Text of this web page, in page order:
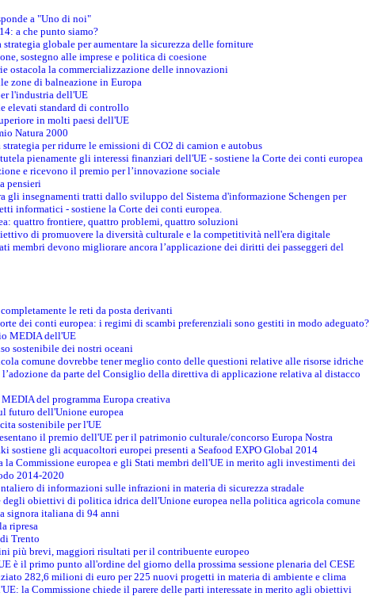
a "Uno di noi"
a che punto siamo?
globale per aumentare la sicurezza delle forniture
sostegno alle imprese e politica di coesione
ostacola la commercializzazione delle innovazioni
zone di balneazione in Europa
l'industria dell'UE
elevati standard di controllo
in molti paesi dell'UE
Natura 2000
per ridurre le emissioni di CO2 di camion e autobus
pienamente gli interessi finanziari dell'UE - sostiene la Corte dei conti europea
e ricevono il premio per l’innovazione sociale
pensieri
gli insegnamenti tratti dallo sviluppo del Sistema d'informazione Schengen per
informatici - sostiene la Corte dei conti europea.
quattro frontiere, quattro problemi, quattro soluzioni
di promuovere la diversità culturale e la competitività nell'era digitale
membri devono migliorare ancora l’applicazione dei diritti dei passeggeri del
le reti da posta derivanti
dei conti europea: i regimi di scambi preferenziali sono gestiti in modo adeguato?
MEDIA dell'UE
sostenibile dei nostri oceani
comune dovrebbe tener meglio conto delle questioni relative alle risorse idriche
da parte del Consiglio della direttiva di applicazione relativa al distacco
del programma Europa creativa
futuro dell'Unione europea
sostenibile per l'UE
il premio dell'UE per il patrimonio culturale/concorso Europa Nostra
sostiene gli acquacoltori europei presenti a Seafood EXPO Global 2014
la Commissione europea e gli Stati membri dell'UE in merito agli investimenti dei
2014-2020
di informazioni sulle infrazioni in materia di sicurezza stradale
degli obiettivi di politica idrica dell'Unione europea nella politica agricola comune
signora italiana di 94 anni
ripresa
Trento
più brevi, maggiori risultati per il contribuente europeo
è il primo punto all'ordine del giorno della prossima sessione plenaria del CESE
282,6 milioni di euro per 225 nuovi progetti in materia di ambiente e clima
la Commissione chiede il parere delle parti interessate in merito agli obiettivi